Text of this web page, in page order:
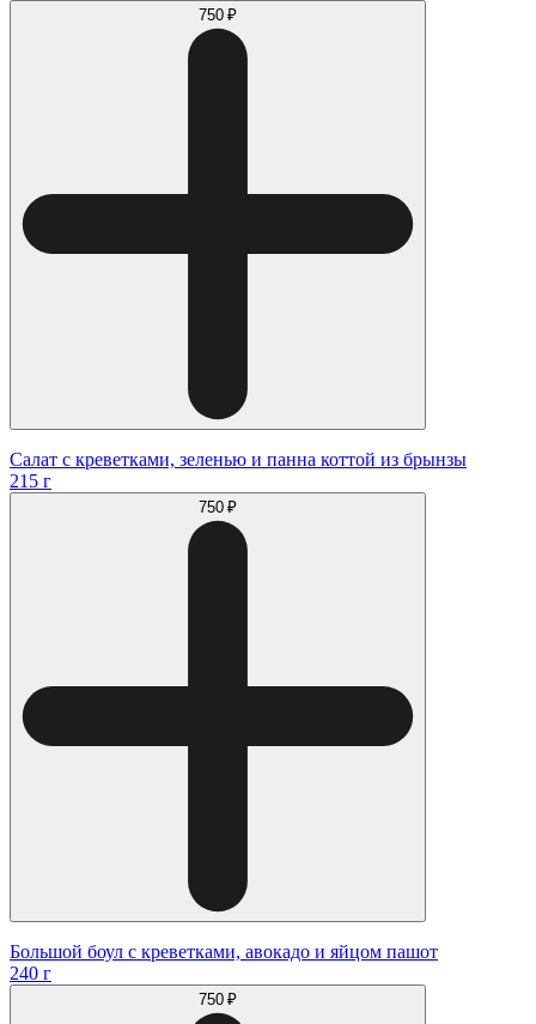
750 ₽
Салат с креветками, зеленью и панна коттой из брынзы
215 г
750 ₽
Большой боул с креветками, авокадо и яйцом пашот
240 г
750 ₽